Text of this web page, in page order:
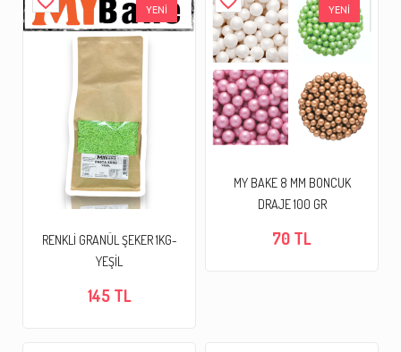
YENİ
RENKLİ GRANÜL ŞEKER 1KG-
YEŞİL
145 TL
YENİ
MY BAKE 8 MM BONCUK
DRAJE 100 GR
70 TL